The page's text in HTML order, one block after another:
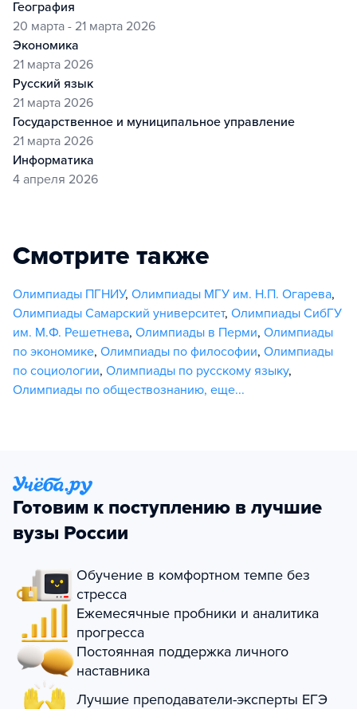
география
20 марта - 21 марта 2026
экономика
21 марта 2026
русский язык
21 марта 2026
государственное и муниципальное управление
21 марта 2026
информатика
4 апреля 2026
Смотрите также
Олимпиады ПГНИУ, Олимпиады МГУ им. Н.П. Огарева,
Олимпиады Самарский университет, Олимпиады СибГУ
им. М.Ф. Решетнева, Олимпиады в Перми, Олимпиады
по экономике, Олимпиады по философии, Олимпиады
по социологии, Олимпиады по русскому языку,
Олимпиады по обществознанию, еще...
Готовим к поступлению в лучшие
вузы России
Обучение в комфортном темпе без
стресса
Ежемесячные пробники и аналитика
прогресса
Постоянная поддержка личного
наставника
Лучшие преподаватели-эксперты ЕГЭ